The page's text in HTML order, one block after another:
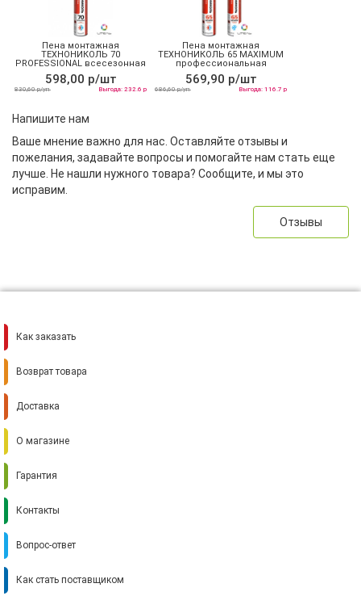
Пена монтажная
ТЕХНОНИКОЛЬ 70
PROFESSIONAL всесезонная
598,00 р/шт
830,60 р/уп Выгода: 232.6 р
Пена монтажная
ТЕХНОНИКОЛЬ 65 MAXIMUM
профессиональная
всесезонная
569,90 р/шт
686,60 р/уп Выгода: 116.7 р
Напишите нам
Ваше мнение важно для нас. Оставляйте отзывы и
пожелания, задавайте вопросы и помогайте нам стать еще
лучше. Не нашли нужного товара? Сообщите, и мы это
исправим.
Отзывы
Как заказать
Возврат товара
Доставка
О магазине
Гарантия
Контакты
Вопрос-ответ
Как стать поставщиком